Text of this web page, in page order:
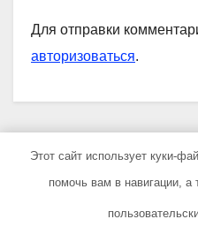
Для отправки
авторизоваться.
Поиск
Этот сайт использует куки-
помочь вам в навигации, а